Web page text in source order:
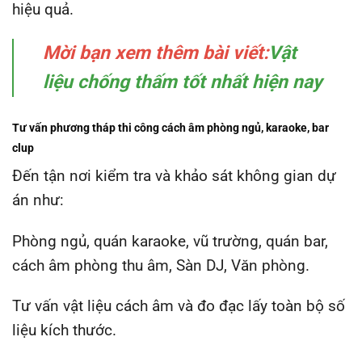
hiệu quả.
Mời bạn xem thêm bài viết:Vật
liệu chống thấm tốt nhất hiện nay
Tư vấn phương tháp thi công cách âm phòng ngủ, karaoke, bar
clup
Đến tận nơi kiểm tra và khảo sát không gian dự
án như:
Phòng ngủ, quán karaoke, vũ trường, quán bar,
cách âm phòng thu âm, Sàn DJ, Văn phòng.
Tư vấn vật liệu cách âm và đo đạc lấy toàn bộ số
liệu kích thước.